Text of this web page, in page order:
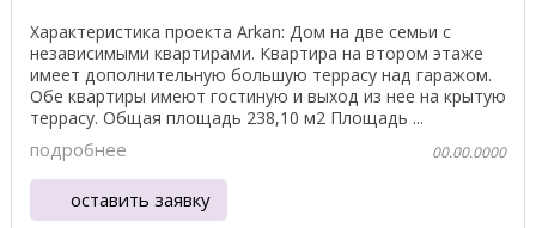
Характеристика проекта Arkan: Дом на две семьи с
независимыми квартирами. Квартира на втором этаже
имеет дополнительную большую террасу над гаражом.
Обе квартиры имеют гостиную и выход из нее на крытую
террасу. Общая площадь 238,10 м2 Площадь ...
подробнее 00.00.0000
оставить заявку